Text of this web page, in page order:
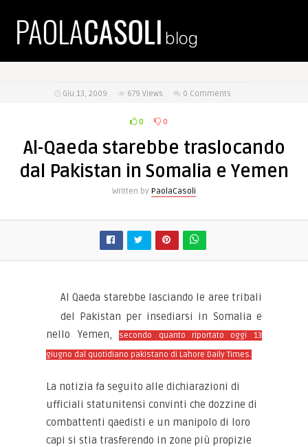
Giu 13, 2009 679 Views 0 Comments
0 0
Al-Qaeda starebbe traslocando
dal Pakistan in Somalia e Yemen
Written by PaolaCasoli
Al Qaeda starebbe lasciando le aree tribali
del Pakistan per insediarsi in Somalia e
nello Yemen,secondo quanto riportato oggi 13
giugno dal quotidiano pakistano di Lahore Daily Times.
La notizia fa seguito alle dichiarazioni di
ufficiali statunitensi convinti che dozzine di
combattenti qaedisti e un manipolo di loro
capi si stia trasferendo in zone più propizie